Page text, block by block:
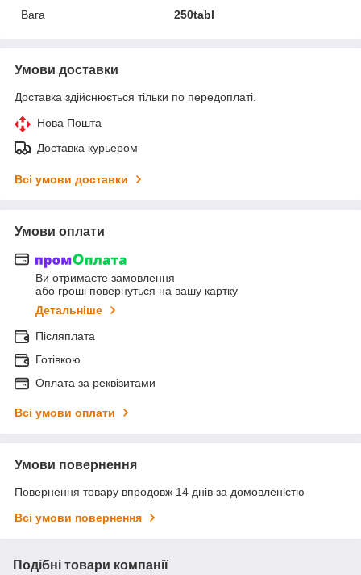
Вага
250tabl
Умови доставки
Доставка здійснюється тільки по передоплаті.
Нова Пошта
Доставка курьером
Всі умови доставки
Умови оплати
Ви отримаєте замовлення
або гроші повернуться на вашу картку
Детальніше
Післяплата
Готівкою
Оплата за реквізитами
Всі умови оплати
Умови повернення
Повернення товару впродовж 14 днів за домовленістю
Всі умови повернення
Подібні товари компанії